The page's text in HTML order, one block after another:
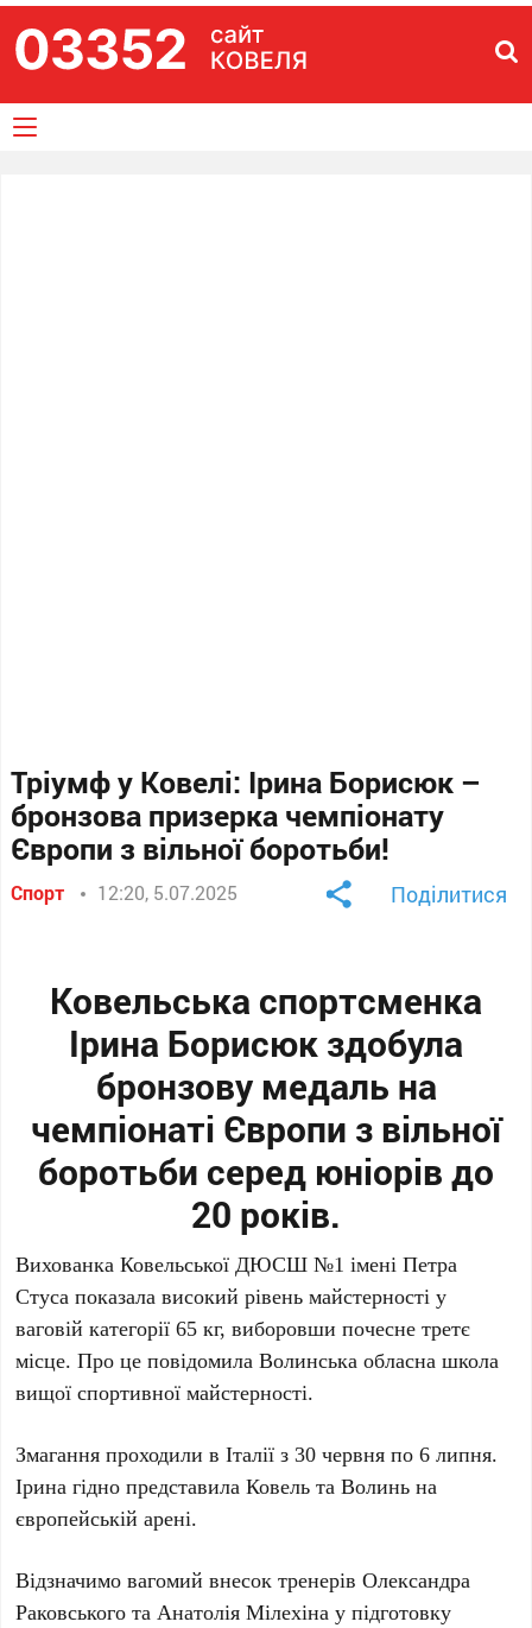
Тріумф у Ковелі: Ірина Борисюк –
бронзова призерка чемпіонату
Європи з вільної боротьби!
Спорт 12:20, 5.07.2025 Поділитися
Ковельська спортсменка
Ірина Борисюк здобула
бронзову медаль на
чемпіонаті Європи з вільної
боротьби серед юніорів до
20 років.
Вихованка Ковельської ДЮСШ №1 імені Петра
Стуса показала високий рівень майстерності у
ваговій категорії 65 кг, виборовши почесне третє
місце. Про це повідомила Волинська обласна школа
вищої спортивної майстерності.
Змагання проходили в Італії з 30 червня по 6 липня.
Ірина гідно представила Ковель та Волинь на
європейській арені.
Відзначимо вагомий внесок тренерів Олександра
Раковського та Анатолія Мілехіна у підготовку